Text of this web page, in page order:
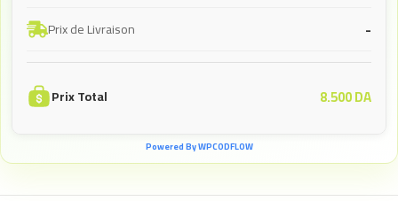
Prix de Livraison -
Prix Total 8.500DA
Powered By WPCODFLOW